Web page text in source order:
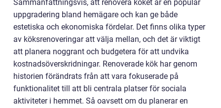
Sammanfattningsvis, att renovera köket är en populär
uppgradering bland hemägare och kan ge både
estetiska och ekonomiska fördelar. Det finns olika typer
av köksrenoveringar att välja mellan, och det är viktigt
att planera noggrant och budgetera för att undvika
kostnadsöverskridningar. Renoverade kök har genom
historien förändrats från att vara fokuserade på
funktionalitet till att bli centrala platser för sociala
aktiviteter i hemmet. Så oavsett om du planerar en